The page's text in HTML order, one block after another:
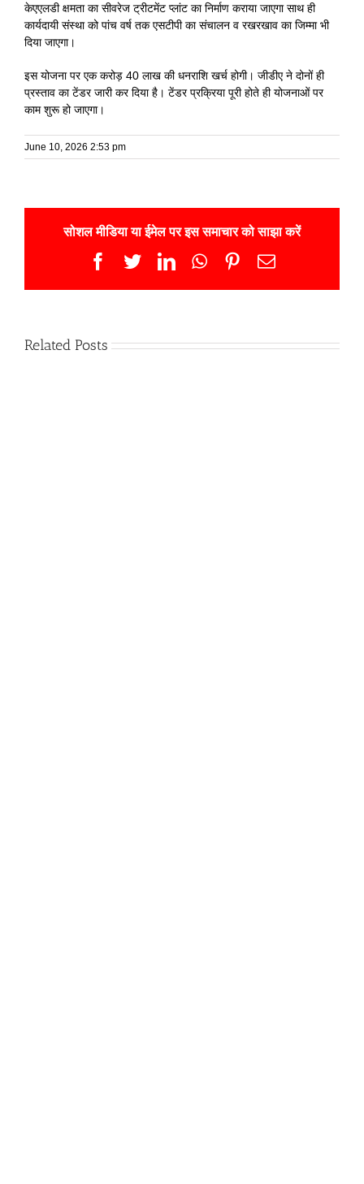
केएएलडी क्षमता का सीवरेज ट्रीटमेंट प्लांट का निर्माण कराया जाएगा साथ ही
कार्यदायी संस्था को पांच वर्ष तक एसटीपी का संचालन व रखरखाव का जिम्मा भी
दिया जाएगा।
इस योजना पर एक करोड़ 40 लाख की धनराशि खर्च होगी। जीडीए ने दोनों ही
प्रस्ताव का टेंडर जारी कर दिया है। टेंडर प्रक्रिया पूरी होते ही योजनाओं पर
काम शुरू हो जाएगा।
June 10, 2026 2:53 pm
सोशल मीडिया या ईमेल पर इस समाचार को साझा करें
Facebook
TwitterLinkedInWhatsApp
Pinterest
Email
Related Posts